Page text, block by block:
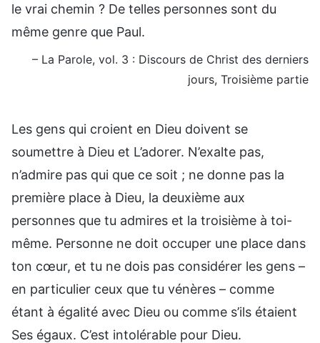
le vrai chemin ? De telles personnes sont du
même genre que Paul.
– La Parole, vol. 3 : Discours de Christ des derniers
jours, Troisième partie
Les gens qui croient en Dieu doivent se
soumettre à Dieu et L’adorer. N’exalte pas,
n’admire pas qui que ce soit ; ne donne pas la
première place à Dieu, la deuxième aux
personnes que tu admires et la troisième à toi-
même. Personne ne doit occuper une place dans
ton cœur, et tu ne dois pas considérer les gens –
en particulier ceux que tu vénères – comme
étant à égalité avec Dieu ou comme s’ils étaient
Ses égaux. C’est intolérable pour Dieu.